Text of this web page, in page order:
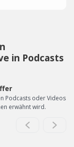
in Podcasts
Podcasts oder Videos
erwähnt wird.